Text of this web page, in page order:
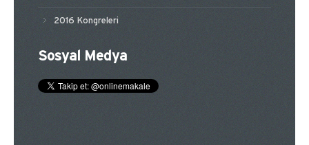
2016 Kongreleri
Sosyal Medya